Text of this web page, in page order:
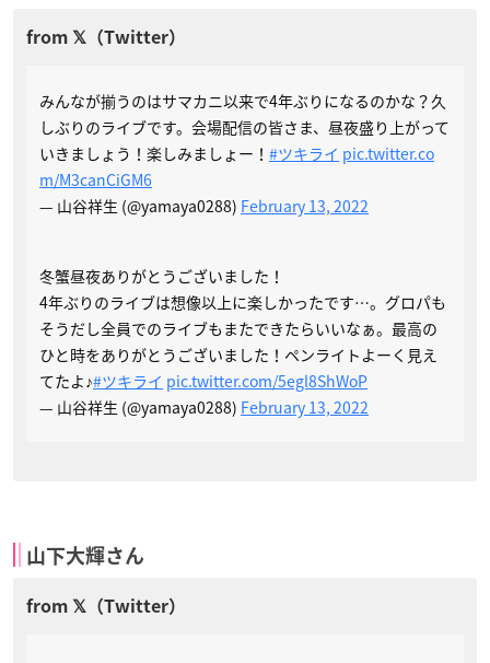
みんなが揃うのはサマカニ以来で4年ぶりになるのかな？久
しぶりのライブです。会場配信の皆さま、昼夜盛り上がって
いきましょう！楽しみましょー！ #ツキライ pic.twitter.co
m/M3canCiGM6
— 山谷祥生 (@yamaya0288) February 13, 2022
冬蟹昼夜ありがとうございました！
4年ぶりのライブは想像以上に楽しかったです…。グロパも
そうだし全員でのライブもまたできたらいいなぁ。最高の
ひと時をありがとうございました！ペンライトよーく見え
てたよ♪#ツキライ pic.twitter.com/5egl8ShWoP
— 山谷祥生 (@yamaya0288) February 13, 2022
山下大輝さん